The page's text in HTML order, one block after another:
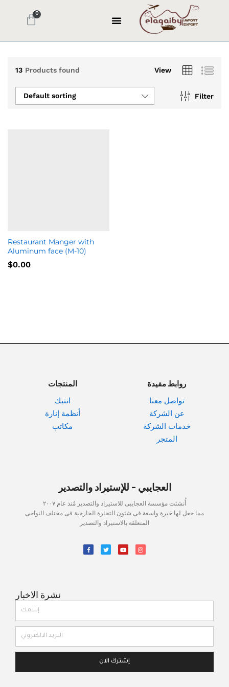
13 Products found View
Filter
Default sorting
Restaurant Manger with
Aluminum face (M-10)
$0.00
المنتجات
انتيك
أنظمة إنارة
مكاتب
روابط مفيدة
تواصل معنا
عن الشركة
خدمات الشركة
المتجر
العجايبي - للإستيراد والتصدير
أُنشئت مؤسسة العجايبى للاستيراد والتصدير مُنذ عام ٢٠٠٧
مما جعل لها خبرة واسعة فى شئون التجارة الخارجية فى مختلف النواحى
المتعلقة بالاستيراد والتصدير
نشرة الاخبار
إشترك الان